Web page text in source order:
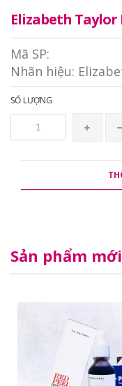
Elizabeth Taylor
Mã SP:
Nhãn hiệu:
SỐ LƯỢNG
Sản phẩm